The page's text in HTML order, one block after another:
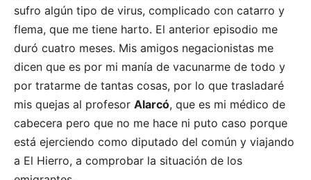
sufro algún tipo de virus, complicado con catarro y
flema, que me tiene harto. El anterior episodio me
duró cuatro meses. Mis amigos negacionistas me
dicen que es por mi manía de vacunarme de todo y
por tratarme de tantas cosas, por lo que trasladaré
mis quejas al profesor Alarcó, que es mi médico de
cabecera pero que no me hace ni puto caso porque
está ejerciendo como diputado del común y viajando
a El Hierro, a comprobar la situación de los